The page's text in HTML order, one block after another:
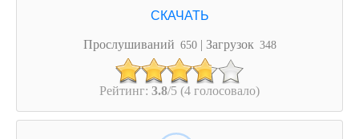
Прослушиваний 650 | Загрузок 348
Рейтинг: 3.8/5 (4 голосовало)